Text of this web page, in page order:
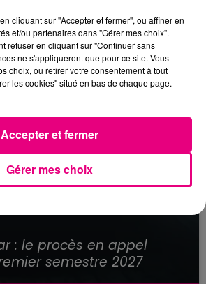
: le procès en appel
semestre 2027
cliquant sur "Accepter et fermer", ou affiner en
et/ou partenaires dans "Gérer mes choix".
refuser en cliquant sur "Continuer sans
ne s'appliqueront que pour ce site. Vous
choix, ou retirer votre consentement à tout
les cookies" situé en bas de chaque page.
Gérer mes choix
Accepter et fermer